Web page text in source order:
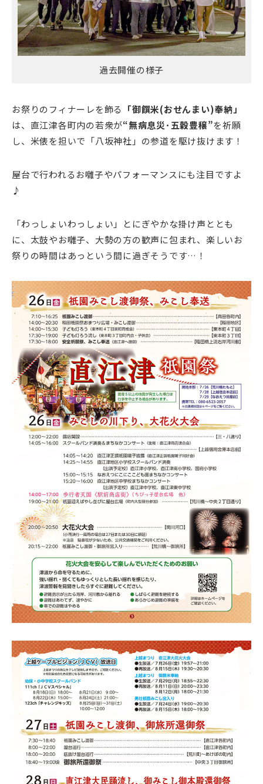
過去開催の様子
お祭りのフィナーレを飾る
「御饌米(おせんまい)奉納」
は、直江津各町内の若衆が“無病息災･五穀豊穣”を祈願
し、米俵を担いで「八坂神社」の参道を駆け抜けます！
屋台で行われるお囃子やパフォーマンスにも注目ですよ
♪
「わっしょいわっしょい」とにぎやかな掛け声ととも
に、太鼓やお囃子、大勢の方の歓声に包まれ、楽しいお
祭りの時間はあっという間に過ぎそうです…！